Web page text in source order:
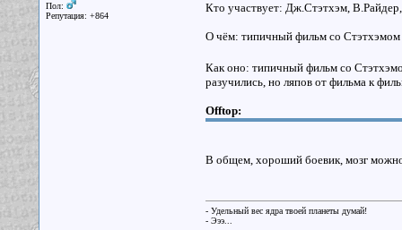
Пол:
Репутация: +864
Кто участвует: Дж.Стэтхэм,
О чём: типичный фильм со Стэтхэмом
Как оно: типичный фильм со
разучились, но ляпов от фильма к
Offtop:
В общем, хороший боевик, мозг
- Удельный вес ядра твоей планеты думай!
- Эээ...